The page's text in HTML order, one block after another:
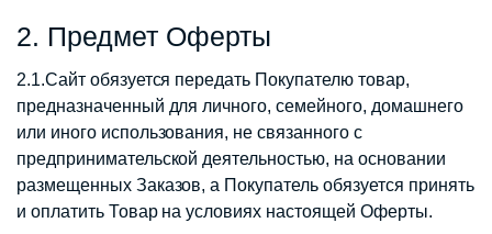
2. Предмет Оферты
2.1.Сайт обязуется передать Покупателю товар,
предназначенный для личного, семейного, домашнего
или иного использования, не связанного с
предпринимательской деятельностью, на основании
размещенных Заказов, а Покупатель обязуется принять
и оплатить Товар на условиях настоящей Оферты.